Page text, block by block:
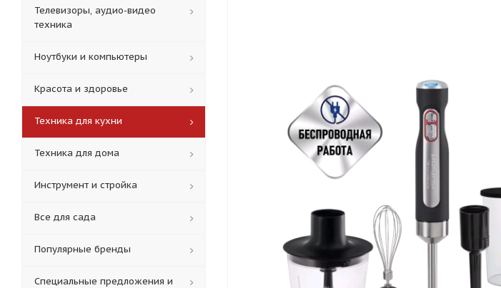
Телевизоры, аудио-видео
техника
Ноутбуки и компьютеры
Красота и здоровье
Техника для кухни
Техника для дома
Инструмент и стройка
Все для сада
Популярные бренды
Специальные предложения и